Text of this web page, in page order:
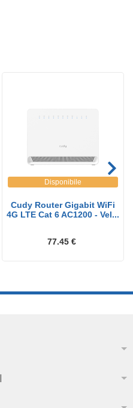
Disponibile
Cudy Router Gigabit WiFi
4G LTE Cat 6 AC1200 - Vel...
77.45 €